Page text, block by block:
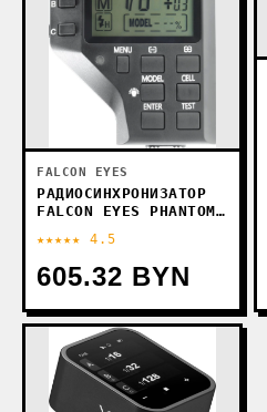
FALCON EYES
РАДИОСИНХРОНИЗАТОР
FALCON EYES PHANTOM
★★★★★ 4.5
605.32 BYN